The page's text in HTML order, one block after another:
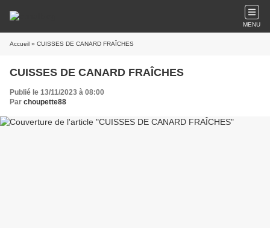
MENU
Accueil » CUISSES DE CANARD FRAÎCHES
CUISSES DE CANARD FRAÎCHES
Publié le 13/11/2023 à 08:00
Par choupette88